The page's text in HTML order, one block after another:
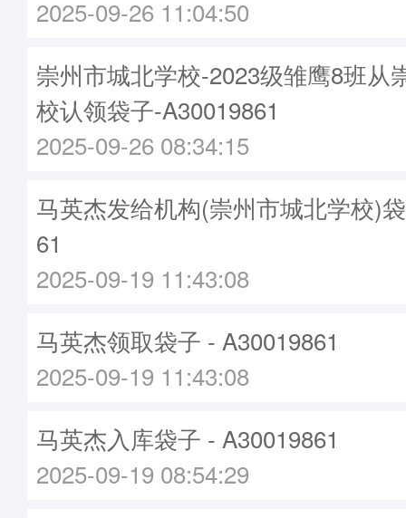
2025-09-26 11:04:50
崇州市城北学校-2023级雏鹰8班从
校认领袋子-A30019861
2025-09-26 08:34:15
马英杰发给机构(崇州市城北学校)
61
2025-09-19 11:43:08
马英杰领取袋子 - A30019861
2025-09-19 11:43:08
马英杰入库袋子 - A30019861
2025-09-19 08:54:29